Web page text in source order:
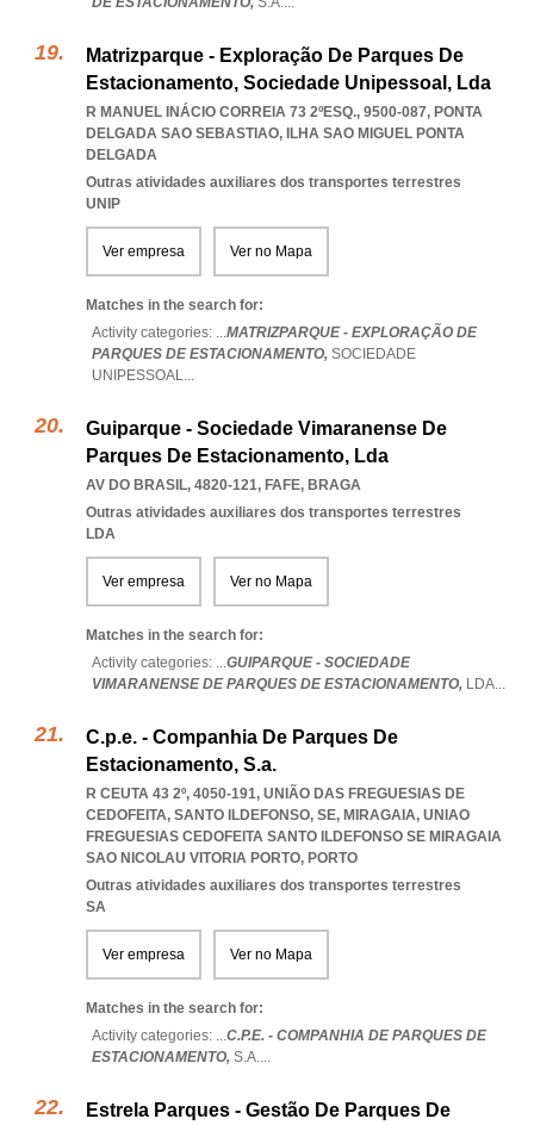
Matrizparque - Exploração De Parques De
Estacionamento, Sociedade Unipessoal, Lda
R MANUEL INÁCIO CORREIA 73 2ºESQ., 9500-087, PONTA
DELGADA SAO SEBASTIAO, ILHA SAO MIGUEL PONTA
DELGADA
Outras atividades auxiliares dos transportes terrestres
UNIP
Ver empresa Ver no Mapa
Matches in the search for:
Activity categories: ...MATRIZPARQUE - EXPLORAÇÃO DE
PARQUES DE ESTACIONAMENTO, SOCIEDADE
UNIPESSOAL...
Guiparque - Sociedade Vimaranense De
Parques De Estacionamento, Lda
AV DO BRASIL, 4820-121, FAFE, BRAGA
Outras atividades auxiliares dos transportes terrestres
LDA
Ver empresa Ver no Mapa
Matches in the search for:
Activity categories: ...GUIPARQUE - SOCIEDADE
VIMARANENSE DE PARQUES DE ESTACIONAMENTO, LDA...
C.p.e. - Companhia De Parques De
Estacionamento, S.a.
R CEUTA 43 2º, 4050-191, UNIÃO DAS FREGUESIAS DE
CEDOFEITA, SANTO ILDEFONSO, SE, MIRAGAIA, UNIAO
FREGUESIAS CEDOFEITA SANTO ILDEFONSO SE MIRAGAIA
SAO NICOLAU VITORIA PORTO, PORTO
Outras atividades auxiliares dos transportes terrestres
SA
Ver empresa Ver no Mapa
Matches in the search for:
Activity categories: ...C.P.E. - COMPANHIA DE PARQUES DE
ESTACIONAMENTO, S.A....
Estrela Parques - Gestão De Parques De